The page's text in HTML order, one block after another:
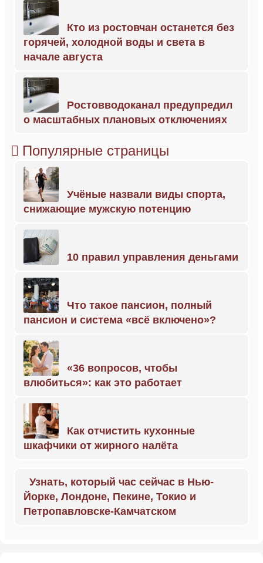
Кто из ростовчан останется без
горячей, холодной воды и света в
начале августа
Ростовводоканал предупредил
о масштабных плановых отключениях
Популярные страницы
Учёные назвали виды спорта,
снижающие мужскую потенцию
10 правил управления деньгами
Что такое пансион, полный
пансион и система «всё включено»?
«36 вопросов, чтобы
влюбиться»: как это работает
Как отчистить кухонные
шкафчики от жирного налёта
Узнать, который час сейчас в Нью-
Йорке, Лондоне, Пекине, Токио и
Петропавловске-Камчатском